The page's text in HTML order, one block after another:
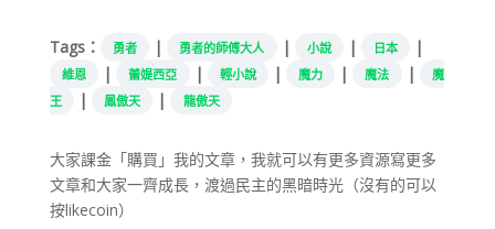
Tags： 勇者 | 勇者的師傅大人 | 小說 | 日本 |
維恩 | 蕾媞西亞 | 輕小說 | 魔力 | 魔法 |
魔
王
| 鳳傲天 | 龍傲天
大家課金「購買」我的文章，我就可以有更多資源寫更多
文章和大家一齊成長，渡過民主的黑暗時光（沒有的可以
按likecoin）